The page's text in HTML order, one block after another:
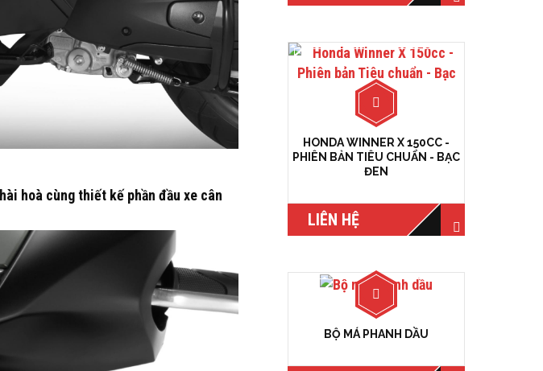
hoà cùng thiết kế phần đầu xe cân
HONDA WINNER X 150CC -
PHIÊN BẢN TIÊU CHUẨN - BẠC
ĐEN
LIÊN HỆ
BỘ MÁ PHANH DẦU